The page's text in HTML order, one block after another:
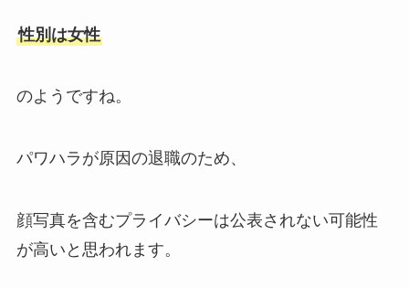
性別は女性
のようですね。
パワハラが原因の退職のため、
顔写真を含むプライバシーは公表されない可能性
が高いと思われます。